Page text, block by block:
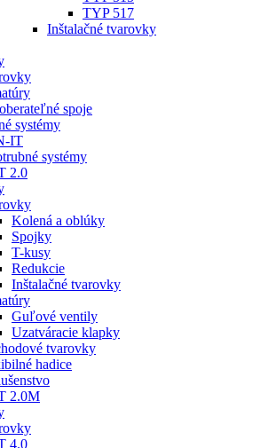
TYP 517
Inštalačné tvarovky
spoje
systémy
IT
systémy
2.0
Kolená a oblúky
Spojky
T-kusy
Redukcie
Inštalačné tvarovky
Guľové ventily
Uzatváracie klapky
tvarovky
hadice
2.0M
4.0